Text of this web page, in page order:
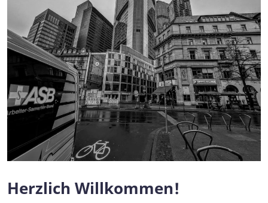
Herzlich Willkommen!